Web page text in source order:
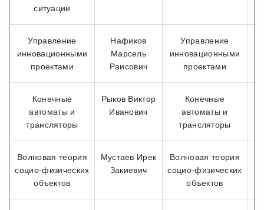
ситуации
Управление
инновационными
проектами
Нафиков
Марсель
Раисович
Управление
инновационными
проектами
Конечные
автоматы и
трансляторы
Рыков Виктор
Иванович
Конечные
автоматы и
трансляторы
Волновая теория
социо-физических
объектов
Мустаев Ирек
Закиевич
Волновая теория
социо-физических
объектов